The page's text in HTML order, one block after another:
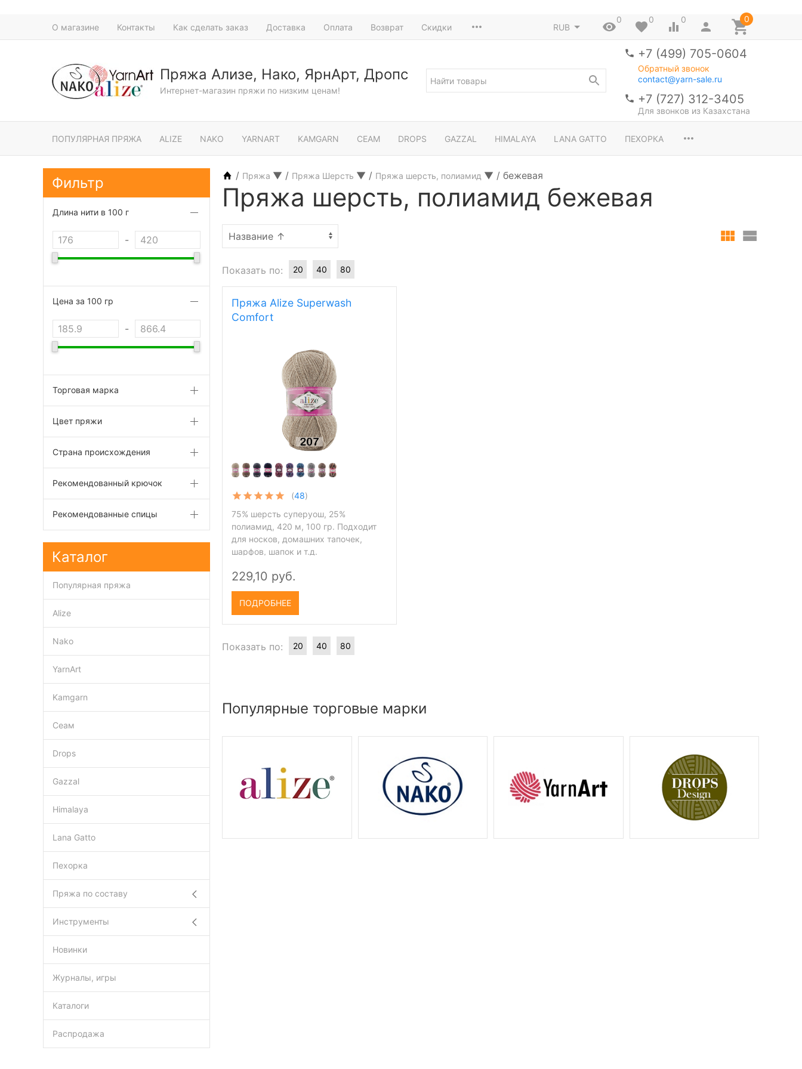
О магазине Контакты Как сделать заказ Доставка Оплата Возврат Скидки RUB
0 0 0 0
Пряжа Ализе, Нако, ЯрнАрт, Дропс
Интернет-магазин пряжи по низким ценам!
+7 (499) 705-0604
Обратный звонок
contact@yarn-sale.ru
+7 (727) 312-3405
Для звонков из Казахстана
ПОПУЛЯРНАЯ ПРЯЖА ALIZE NAKO YARNART KAMGARN СЕАМ DROPS GAZZAL HIMALAYA LANA GATTO ПЕХОРКА
/ Пряжа ▼ / Пряжа Шерсть ▼ / Пряжа шерсть, полиамид ▼ / бежевая
Пряжа шерсть, полиамид бежевая
Показать по: 20 40 80
Пряжа Alize Superwash
Comfort
(48)
75% шерсть суперуош, 25%
полиамид, 420 м, 100 гр. Подходит
для носков, домашних тапочек,
шарфов, шапок и т.д.
229,10 руб.
ПОДРОБНЕЕ
Показать по: 20 40 80
Популярные торговые марки
Фильтр
Длина нити в 100 г
-
Цена за 100 гр
-
Торговая марка
Цвет пряжи
Страна происхождения
Рекомендованный крючок
Рекомендованные спицы
Каталог
Популярная пряжа
Alize
Nako
YarnArt
Kamgarn
Сеам
Drops
Gazzal
Himalaya
Lana Gatto
Пехорка
Пряжа по составу
Инструменты
Новинки
Журналы, игры
Каталоги
Распродажа